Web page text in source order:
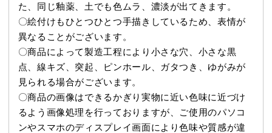
た、同じ釉薬、土でも色ムラ、濃淡が出てきます。
〇絵付けもひとつひとつ手描きしているため、表情が
異なることがございます。
〇商品によって製造工程により小さな穴、小さな黒
点、線キズ、突起、ピンホール、ガタつき、ゆがみが
見られる場合がございます。
〇商品の画像はできるかぎり実物に近い色味に近づけ
るよう画像処理を行っておりますが、ご使用のパソコ
ンやスマホのディスプレイ画面により色味や質感が違